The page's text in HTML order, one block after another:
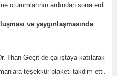
oturumlarının ardından sona erdi.
ve yaygınlaşmasında
İlhan Geçit de çalıştaya katılarak
teşekkür plaketi takdim etti.